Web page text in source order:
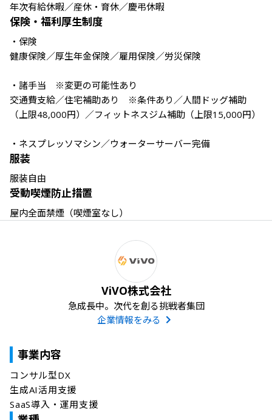
年次有給休暇／産休・育休／慶弔休暇
保険・福利厚生制度
・保険
健康保険／厚生年金保険／雇用保険／労災保険
・諸手当　※変更の可能性あり
交通費支給／住宅補助あり　※条件あり／人間ドッグ補助
（上限48,000円）／フィットネスジム補助（上限15,000円）
・ネスプレッソマシン／ウォーターサーバー完備
服装
服装自由
受動喫煙防止措置
屋内全面禁煙（喫煙室なし）
ViVO株式会社
急成長中。次代を創る挑戦者集団
企業情報をみる
事業内容
コンサル型DX
生成AI活用支援
SaaS導入・運用支援